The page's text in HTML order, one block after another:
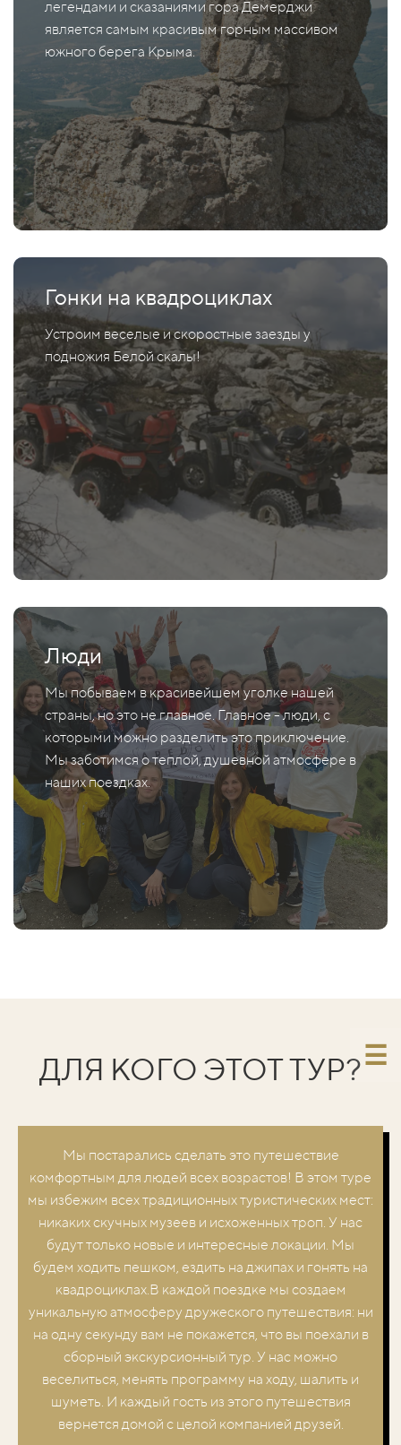
легендами и сказаниями гора Демерджи
является самым красивым горным массивом
южного берега Крыма.
Гонки на квадроциклах
Устроим веселые и скоростные заезды у
подножия Белой скалы!
Люди
Мы побываем в красивейшем уголке нашей
страны, но это не главное. Главное - люди, с
которыми можно разделить это приключение.
Мы заботимся о теплой, душевной атмосфере в
наших поездках.
ДЛЯ КОГО ЭТОТ ТУР?
Мы постарались сделать это путешествие
комфортным для людей всех возрастов! В этом туре
мы избежим всех традиционных туристических мест:
никаких скучных музеев и исхоженных троп. У нас
будут только новые и интересные локации. Мы
будем ходить пешком, ездить на джипах и гонять на
квадроциклах.В каждой поездке мы создаем
уникальную атмосферу дружеского путешествия: ни
на одну секунду вам не покажется, что вы поехали в
сборный экскурсионный тур. У нас можно
веселиться, менять программу на ходу, шалить и
шуметь. И каждый гость из этого путешествия
вернется домой с целой компанией друзей.